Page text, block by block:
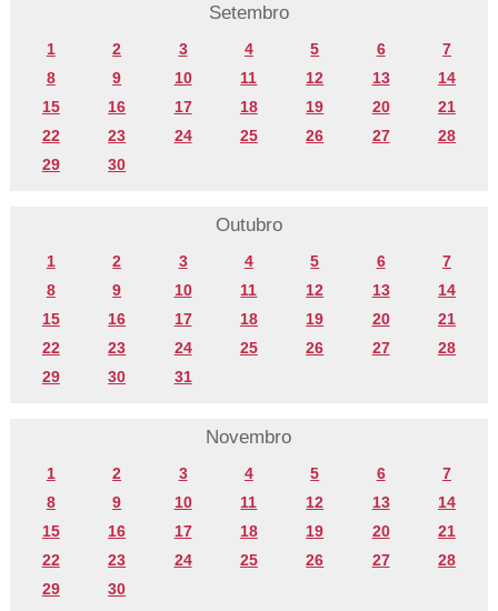
Setembro
1 2 3 4 5 6
7
8
9 10 11 12 13
14
15
16 17 18 19 20
21
22
23 24 25 26 27
28
29
30
Outubro
1 2 3 4 5 6
7
8
9 10 11 12 13
14
15
16 17 18 19 20
21
22
23 24 25 26 27
28
29
30 31
Novembro
1 2 3 4 5 6
7
8
9 10 11 12 13
14
15
16 17 18 19 20
21
22
23 24 25 26 27
28
29
30